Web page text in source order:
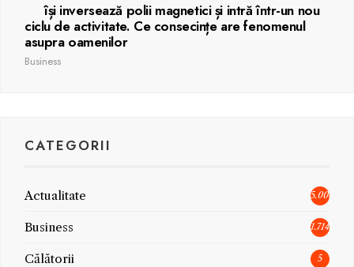
își inversează polii magnetici și intră într-un nou
ciclu de activitate. Ce consecințe are fenomenul
asupra oamenilor
Business
CATEGORII
Actualitate 5.006
Business 1.714
Călătorii 5